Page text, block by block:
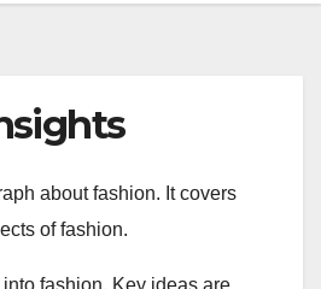
about fashion. It covers
of fashion.